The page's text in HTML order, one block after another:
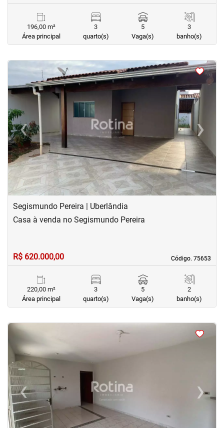
196,00 m²
Área principal
3
quarto(s)
5
Vaga(s)
3
banho(s)
<
‹Previous ›Next
Segismundo Pereira | Uberlândia
Código. 75653
Código. 75653
Casa à venda no Segismundo Pereira
R$ 620.000,00
220,00 m²
Área principal
3
quarto(s)
5
Vaga(s)
2
banho(s)
<<<<
‹Previous ›
Next